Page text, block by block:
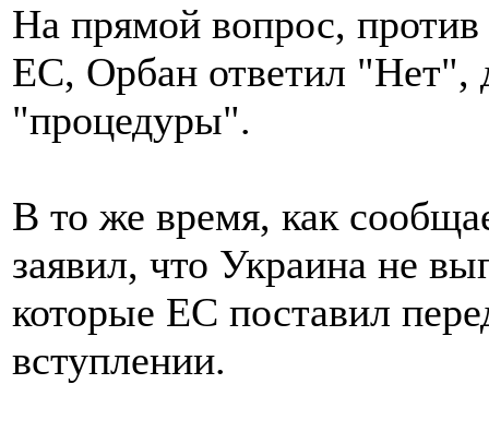
На прямой вопрос,
ЕС, Орбан ответил "Нет",
"процедуры".
В то же время, как
заявил, что Украина не
которые ЕС поставил
вступлении.